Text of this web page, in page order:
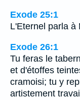
Exode 25:1
L'Eternel parla à
Exode 26:1
Tu feras le
et d'étoffes
cramoisi; tu y
artistement